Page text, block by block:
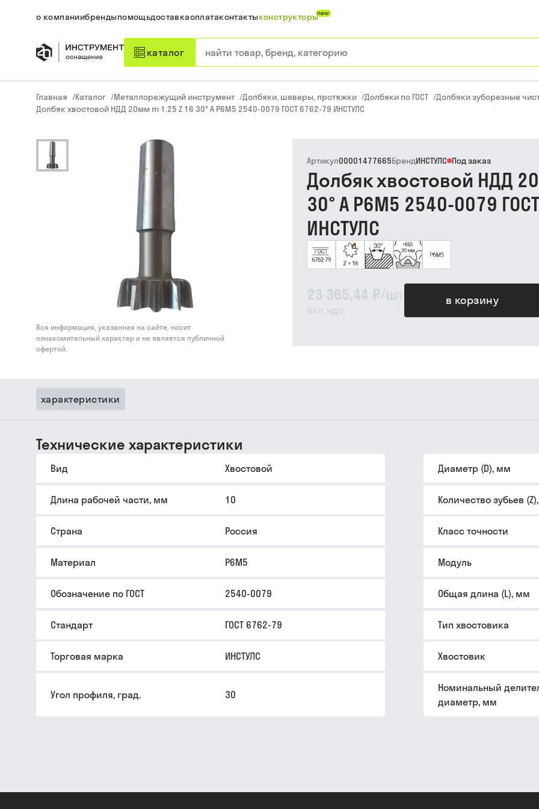
о компаниибрендыпомощьдоставкаоплатаконтактыконструкторыnew
каталог
Главная /Каталог /Металлорежущий инструмент /Долбяки, шеверы, протяжки /Долбяки по ГОСТ /Долбяки зуборезные
Долбяк хвостовой НДД 20мм m 1.25 Z 16 30° А Р6М5 2540-0079 ГОСТ 6762-79 ИНСТУЛС
Вся информация, указанная на сайте, носит
ознакомительный характер и не является публичной
офертой.
23 365,44 ₽/шт
вкл ндс
в корзину
Артикул00001477665БрендИНСТУЛС Под заказ
Долбяк хвостовой НДД
30° А Р6М5 2540-0079
ИНСТУЛС
характеристики
Технические характеристики
Вид Хвостовой Диаметр (D), мм
Длина рабочей части, мм 10 Количество зубьев
Страна Россия Класс точности
Материал Р6М5 Модуль
Обозначение по ГОСТ 2540-0079 Общая длина (L), мм
Стандарт ГОСТ 6762-79 Тип хвостовика
Торговая марка ИНСТУЛС Хвостовик
Угол профиля, град. 30
Номинальный
диаметр, мм